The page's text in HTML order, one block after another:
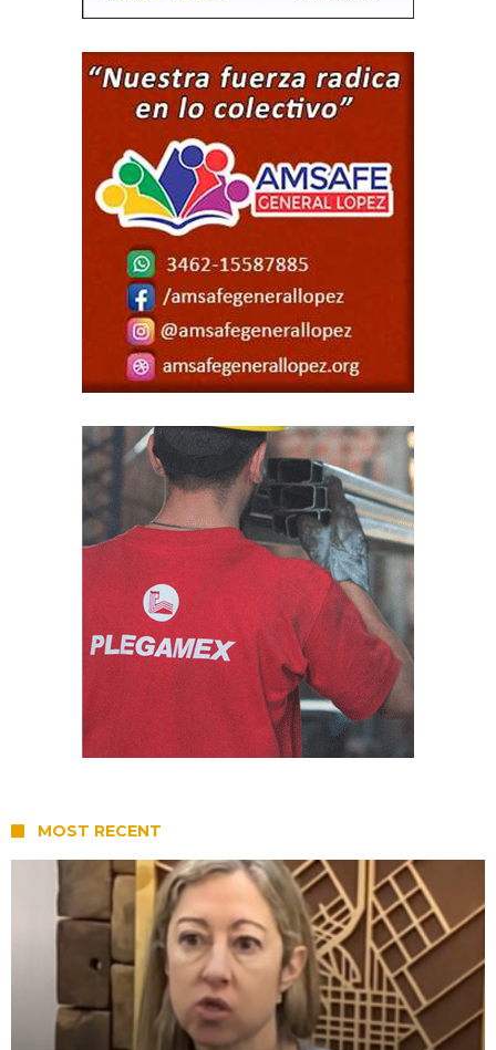
MOST RECENT